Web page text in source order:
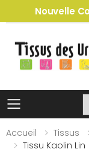
Nouvelle
Toggle
Accueil
Tissus
Tissu Kaolin Lin